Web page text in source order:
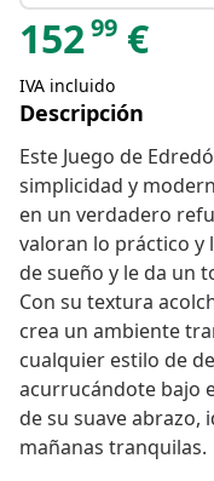
15299 €
IVA incluido
Descripción
Este Juego de
simplicidad y
en un verdadero
valoran lo práctico y
de sueño y le da un
Con su textura
crea un ambiente
cualquier estilo de
acurrucándote bajo
de su suave abrazo,
mañanas tranquilas.